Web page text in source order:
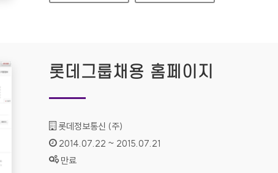
롯데그룹채용 홈페이지
기관명 :
롯데정보통신 (주)
인증기간 :
2014.07.22 ~ 2015.07.21
상태 :
만료